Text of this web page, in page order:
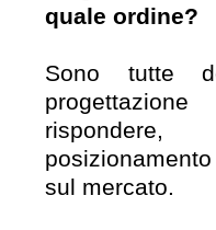
quale ordine?
Sono tutte
rispondere,
sul mercato.